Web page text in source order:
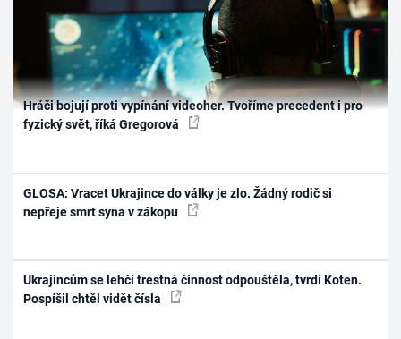
Hráči bojují proti vypínání videoher. Tvoříme precedent i pro
fyzický svět, říká Gregorová
GLOSA: Vracet Ukrajince do války je zlo. Žádný rodič si
nepřeje smrt syna v zákopu
Ukrajincům se lehčí trestná činnost odpouštěla, tvrdí Koten.
Pospíšil chtěl vidět čísla